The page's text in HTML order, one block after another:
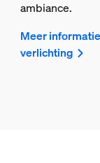
ambiance.
Meer
verlichting